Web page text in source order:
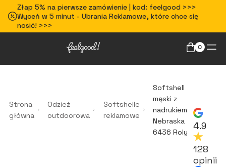
Złap 5% na pierwsze zamówienie | kod: feelgood >>>
Wyceń w 5 minut - Ubrania Reklamowe, które chce się
nosić! >>>
0
Strona
główna
Odzież
outdoorowa
Softshelle
reklamowe
Softshell
męski z
nadrukiem
Nebraska
6436 Roly
4.9
128
opinii